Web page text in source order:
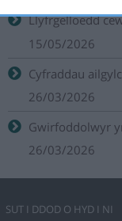
Llyfrgelloedd
15/05/2026
Cyfraddau
26/03/2026
Gwirfoddolwyr
26/03/2026
SUT I DDOD O HYD I NI